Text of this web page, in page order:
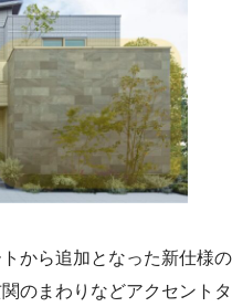
から追加となった新仕様の
のまわりなどアクセントタ